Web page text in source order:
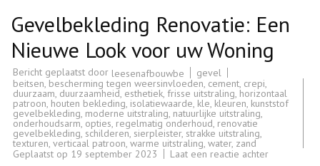
Gevelbekleding Renovatie: Een
Nieuwe Look voor uw Woning
Bericht geplaatst door leesenafbouwbe
gevel
beitsen bescherming tegen weersinvloeden cement crepi
duurzaam duurzaamheid esthetiek frisse uitstraling horizontaal
patroon houten bekleding isolatiewaarde kle kleuren kunststof
gevelbekleding moderne uitstraling natuurlijke uitstraling
onderhoudsarm opties regelmatig onderhoud renovatie
gevelbekleding schilderen sierpleister, strakke uitstraling
texturen verticaal patroon warme uitstraling water, zand
Geplaatst op 19 september 2023 Laat een reactie achterop